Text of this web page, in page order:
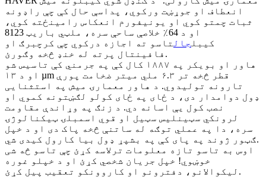
انعطاف او جوړښت ورکوي، پداسې حال کې چې راډونه
ثبات چمتو کوي او یونیفورم انعکاس رامینځته کوي،
او د 64٪ خلاصې ساحې سره، ملټي باریټ 8123
کیبل جال تاسو ته اجازه درکوي چې کرچبرګ او
فافینتال پرته له خنډ څخه وګورئ.
هاور او بویکر په ۱۸۸۷ کال کې په جرمني کې تاسیس شو
او د ۱۳ µm قطر څخه تر ۶.۳ ملي میتر ضخامت پورې
تارونه تولیدوي. د هاور معمارۍ میش په استثنایی
ډول دوامدار دی، د ځای په ځای کولو لګښتونه کموي او
نصب کول یې اسانه دي. د زنګ په وړاندې مقاومت
لرونکي سټینلیس سټیل او قوي اسمبلۍ ټیکنالوژۍ
سره، دا په عملي توګه له ساتنې څخه پاک دی او د خپل
ګټور ژوند په پای کې په بشپړ ډول بیا کارول کیدی شي.
اوس به تاسو تازه معلومات ترلاسه کړئ چې تاسو څه شی
خوښوي! خپل جریان شخصي کړئ او د خپلو غوره
لیکوالانو، دفترونو او کاروونکو تعقیب پیل کړئ.